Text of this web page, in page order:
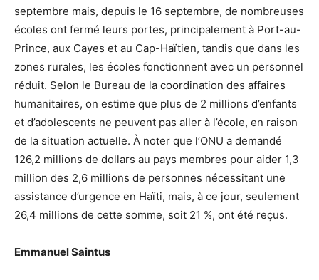
septembre mais, depuis le 16 septembre, de nombreuses
écoles ont fermé leurs portes, principalement à Port-au-
Prince, aux Cayes et au Cap-Haïtien, tandis que dans les
zones rurales, les écoles fonctionnent avec un personnel
réduit. Selon le Bureau de la coordination des affaires
humanitaires, on estime que plus de 2 millions d’enfants
et d’adolescents ne peuvent pas aller à l’école, en raison
de la situation actuelle. À noter que l’ONU a demandé
126,2 millions de dollars au pays membres pour aider 1,3
million des 2,6 millions de personnes nécessitant une
assistance d’urgence en Haïti, mais, à ce jour, seulement
26,4 millions de cette somme, soit 21 %, ont été reçus.
Emmanuel Saintus